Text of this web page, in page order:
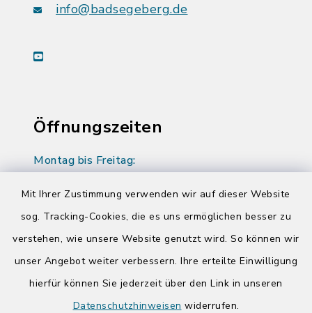
Mit Ihrer Zustimmung verwenden wir auf dieser Website
sog. Tracking-Cookies, die es uns ermöglichen besser zu
verstehen, wie unsere Website genutzt wird. So können wir
unser Angebot weiter verbessern. Ihre erteilte Einwilligung
hierfür können Sie jederzeit über den Link in unseren
Datenschutzhinweisen widerrufen.
info@badsegeberg.de
youtube
Öffnungszeiten
Montag bis Freitag:
Donnerstag zusätzlich:
14:00-17:00 Uhr
Quicklinks